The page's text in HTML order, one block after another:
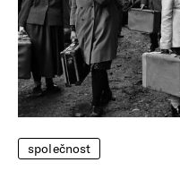
společnost